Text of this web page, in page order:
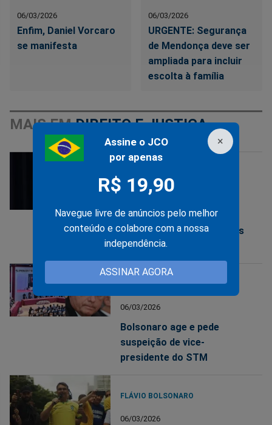
×
Assine o JCO
por apenas
R$ 19,90
Navegue livre de anúncios pelo melhor
conteúdo e colabore com a nossa
independência.
ASSINAR AGORA
06/03/2026
Enfim, Daniel Vorcaro
se manifesta
06/03/2026
URGENTE: Segurança
de Mendonça deve ser
ampliada para incluir
escolta à família
MAIS EMDIREITO E JUSTIÇA
06/03/2026
Surge o nome de famoso
apresentador da Globo nas
mensagens de Vorcaro
JAIR BOLSONARO
06/03/2026
Bolsonaro age e pede
suspeição de vice-
presidente do STM
FLÁVIO BOLSONARO
06/03/2026